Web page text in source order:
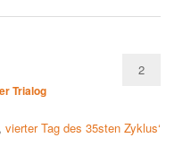
Trialog
2
vierter Tag des 35sten Zyklus‘